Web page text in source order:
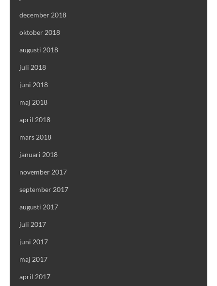
december 2018
oktober 2018
augusti 2018
juli 2018
juni 2018
maj 2018
april 2018
mars 2018
januari 2018
november 2017
september 2017
augusti 2017
juli 2017
juni 2017
maj 2017
april 2017